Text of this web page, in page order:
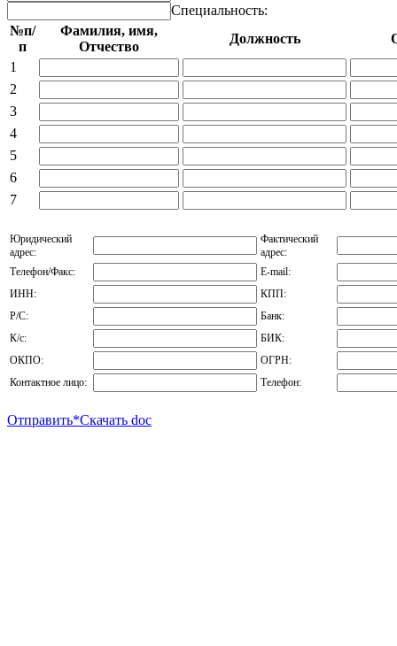
Специальность:
№п/
п
Фамилия, имя,
Отчество
Должность
1
2
3
4
5
6
7
Юридический
адрес:
Фактический
адрес:
Телефон/Факс:
E-mail:
ИНН:
КПП:
Р/С:
Банк:
К/с:
БИК:
ОКПО:
ОГРН:
Контактное лицо:
Телефон:
Отправить*Скачать doc